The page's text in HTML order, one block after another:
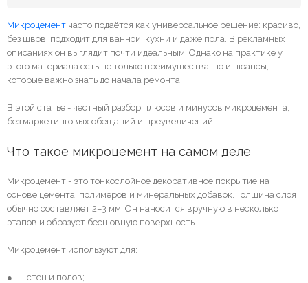
Микроцемент часто подаётся как универсальное решение: красиво,
без швов, подходит для ванной, кухни и даже пола. В рекламных
описаниях он выглядит почти идеальным. Однако на практике у
этого материала есть не только преимущества, но и нюансы,
которые важно знать до начала ремонта.
В этой статье - честный разбор плюсов и минусов микроцемента,
без маркетинговых обещаний и преувеличений.
Что такое микроцемент на самом деле
Микроцемент - это тонкослойное декоративное покрытие на
основе цемента, полимеров и минеральных добавок. Толщина слоя
обычно составляет 2–3 мм. Он наносится вручную в несколько
этапов и образует бесшовную поверхность.
Микроцемент используют для:
● стен и полов;